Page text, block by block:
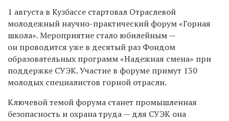
1 августа в Кузбассе стартовал Отраслевой
молодежный научно-практический форум «Горная
школа». Мероприятие стало юбилейным —
он проводится уже в десятый раз Фондом
образовательных программ «Надежная смена» при
поддержке СУЭК. Участие в форуме примут 130
молодых специалистов горной отрасли.
Ключевой темой форума станет промышленная
безопасность и охрана труда — для СУЭК она